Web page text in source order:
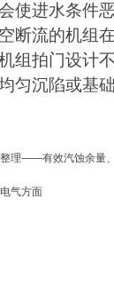
使进水条件
断流的机组
组拍门设计
匀沉陷或基
理——有效汽蚀余量
气方面